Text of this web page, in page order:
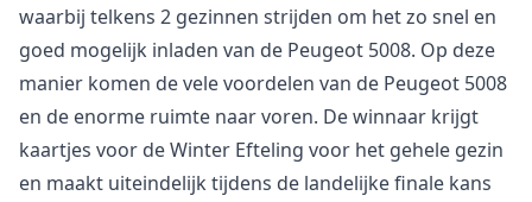
waarbij telkens 2 gezinnen strijden om het zo snel en
goed mogelijk inladen van de Peugeot 5008. Op deze
manier komen de vele voordelen van de Peugeot 5008
en de enorme ruimte naar voren. De winnaar krijgt
kaartjes voor de Winter Efteling voor het gehele gezin
en maakt uiteindelijk tijdens de landelijke finale kans